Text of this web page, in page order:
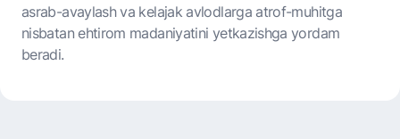
asrab-avaylash va kelajak avlodlarga atrof-muhitga
nisbatan ehtirom madaniyatini yetkazishga yordam
beradi.